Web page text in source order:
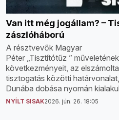
Van itt még jogállam? –
zászlóháború
A résztvevők Magyar
Péter „Tisztítótűz ”
következményeit, az
tisztogatás közötti
Dunába dobása nyomán
NYÍLT SISAK2026. jún. 26. 18:05